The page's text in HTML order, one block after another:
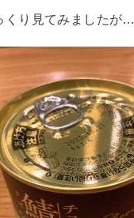
くり見てみましたが…